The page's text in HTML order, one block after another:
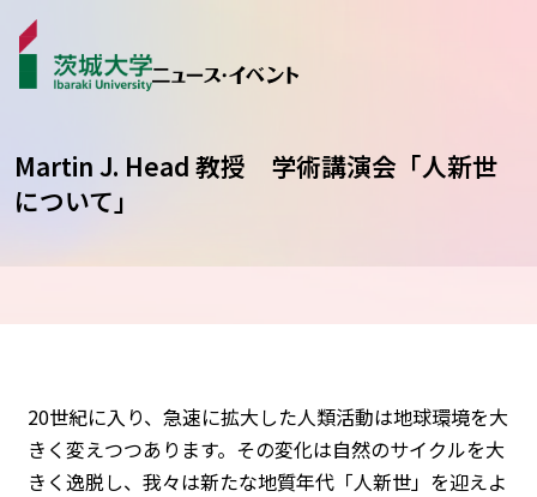
受賞･表彰
Martin J. Head 教授 学術講演会「人新世
について」
20世紀に入り、急速に拡大した人類活動は地球環境を大
きく変えつつあります。その変化は自然のサイクルを大
きく逸脱し、我々は新たな地質年代「人新世」を迎えよ